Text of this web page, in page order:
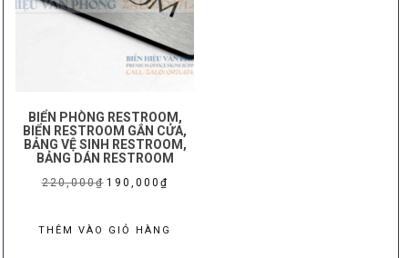
BIỂN PHÒNG RESTROOM,
BIỂN RESTROOM GẮN CỬA,
BẢNG VỆ SINH RESTROOM,
BẢNG DÁN RESTROOM
220,000₫ Giá
là:
190,000 ₫
tại
THÊM VÀO GIỎ HÀNG